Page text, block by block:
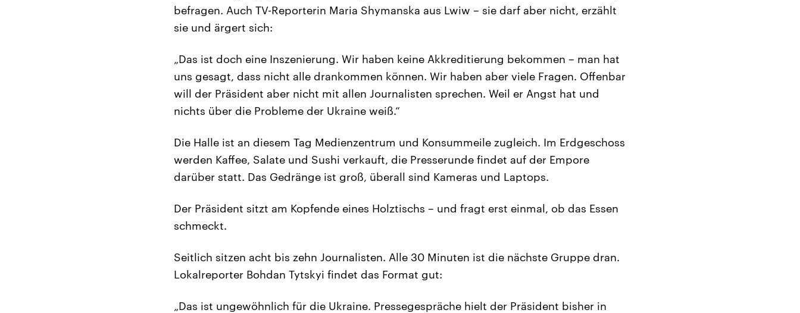
befragen. Auch TV-Reporterin Maria Shymanska aus Lwiw – sie darf aber nicht, erzählt
sie und ärgert sich:
„Das ist doch eine Inszenierung. Wir haben keine Akkreditierung bekommen – man hat
uns gesagt, dass nicht alle drankommen können. Wir haben aber viele Fragen. Offenbar
will der Präsident aber nicht mit allen Journalisten sprechen. Weil er Angst hat und
nichts über die Probleme der Ukraine weiß.“
Die Halle ist an diesem Tag Medienzentrum und Konsummeile zugleich. Im Erdgeschoss
werden Kaffee, Salate und Sushi verkauft, die Presserunde findet auf der Empore
darüber statt. Das Gedränge ist groß, überall sind Kameras und Laptops.
Der Präsident sitzt am Kopfende eines Holztischs – und fragt erst einmal, ob das Essen
schmeckt.
Seitlich sitzen acht bis zehn Journalisten. Alle 30 Minuten ist die nächste Gruppe dran.
Lokalreporter Bohdan Tytskyi findet das Format gut:
„Das ist ungewöhnlich für die Ukraine. Pressegespräche hielt der Präsident bisher in